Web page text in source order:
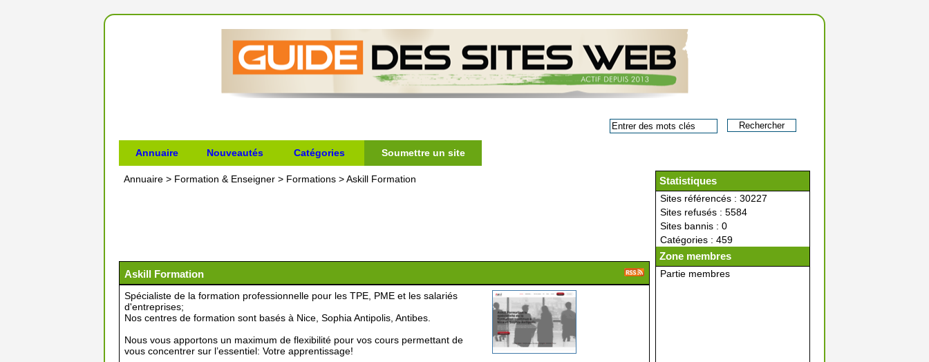
Annuaire Nouveautés Catégories Soumettre un site
Statistiques
Sites référencés : 30227
Sites refusés : 5584
Sites bannis : 0
Catégories : 459
Zone membres
Partie membres
Annuaire > Formation & Enseigner > Formations >Askill Formation
Askill Formation
Spécialiste de la formation professionnelle pour les TPE, PME et les salariés
d'entreprises;
Nos centres de formation sont basés à Nice, Sophia Antipolis, Antibes.
Nous vous apportons un maximum de flexibilité pour vos cours permettant de
vous concentrer sur l’essentiel: Votre apprentissage!